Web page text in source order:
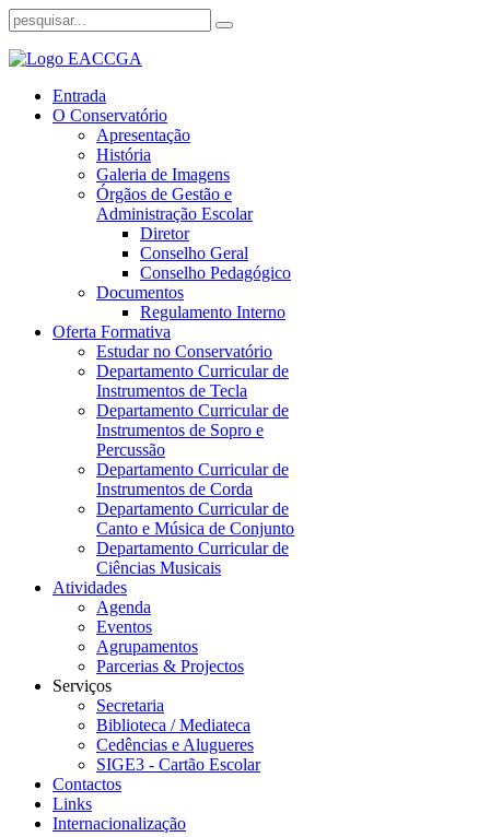
Entrada
O Conservatório
Apresentação
História
Galeria de Imagens
Órgãos de Gestão e
Administração Escolar
Diretor
Conselho Geral
Conselho Pedagógico
Documentos
Regulamento Interno
Oferta Formativa
Estudar no Conservatório
Departamento Curricular de
Instrumentos de Tecla
Departamento Curricular de
Instrumentos de Sopro e
Percussão
Departamento Curricular de
Instrumentos de Corda
Departamento Curricular de
Canto e Música de Conjunto
Departamento Curricular de
Ciências Musicais
Atividades
Agenda
Eventos
Agrupamentos
Parcerias & Projectos
Serviços
Secretaria
Biblioteca / Mediateca
Cedências e Alugueres
SIGE3 - Cartão Escolar
Contactos
Links
Internacionalização